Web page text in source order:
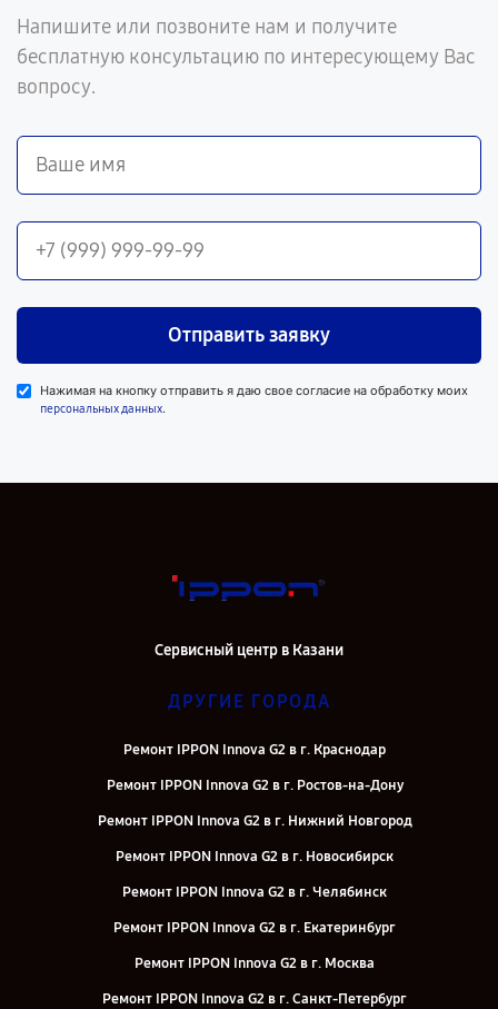
Напишите или позвоните нам и получите
бесплатную консультацию по интересующему Вас
вопросу.
Отправить заявку
Нажимая на кнопку отправить я даю свое согласие на обработку моих
персональных данных.
Сервисный центр в Казани
ДРУГИЕ ГОРОДА
Ремонт IPPON Innova G2 в г. Краснодар
Ремонт IPPON Innova G2 в г. Ростов-на-Дону
Ремонт IPPON Innova G2 в г. Нижний Новгород
Ремонт IPPON Innova G2 в г. Новосибирск
Ремонт IPPON Innova G2 в г. Челябинск
Ремонт IPPON Innova G2 в г. Екатеринбург
Ремонт IPPON Innova G2 в г. Москва
Ремонт IPPON Innova G2 в г. Санкт-Петербург